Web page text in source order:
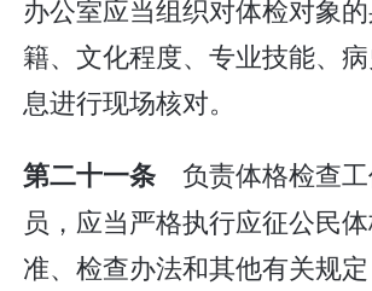
办公室应当组织对体检对象
籍、文化程度、专业技能、
息进行现场核对。
第二十一条 负责体格检查工
员，应当严格执行应征公民
准、检查办法和其他有关规